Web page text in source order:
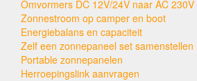
Omvormers DC 12V/24V naar AC 230V
Zonnestroom op camper en boot
Energiebalans en capaciteit
Zelf een zonnepaneel set samenstellen
Portable zonnepanelen
Herroepingslink aanvragen